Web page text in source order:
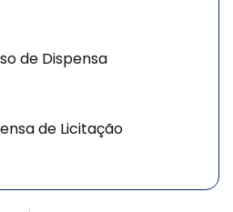
de Dispensa
de Licitação